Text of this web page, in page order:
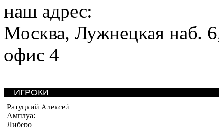
наш адрес:
Москва, Лужнецкая наб.
офис 4
ИГРОКИ
Ратуцкий Алексей
Амплуа:
Либеро